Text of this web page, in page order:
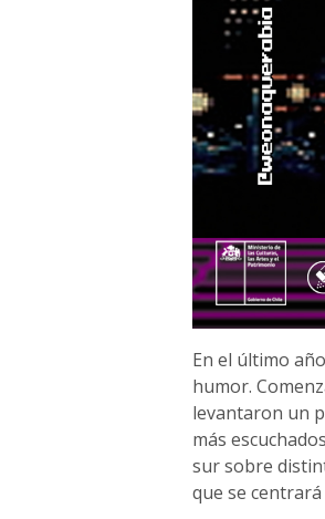
En el último año
humor.
levantaron un
más
sur sobre
que se